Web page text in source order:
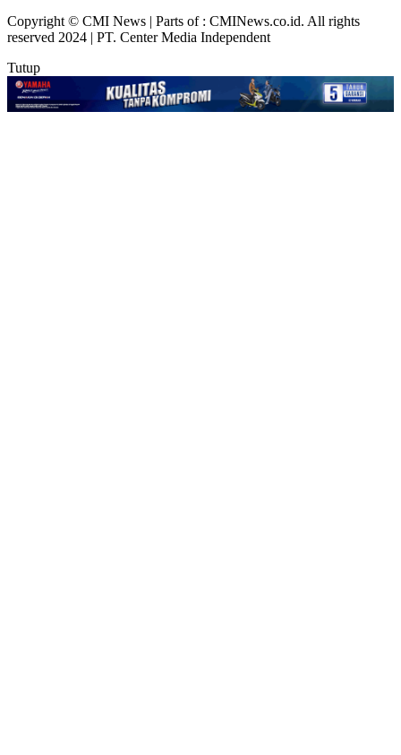
Copyright © CMI News | Parts of : CMINews.co.id. All rights
reserved 2024 | PT. Center Media Independent
Tutup